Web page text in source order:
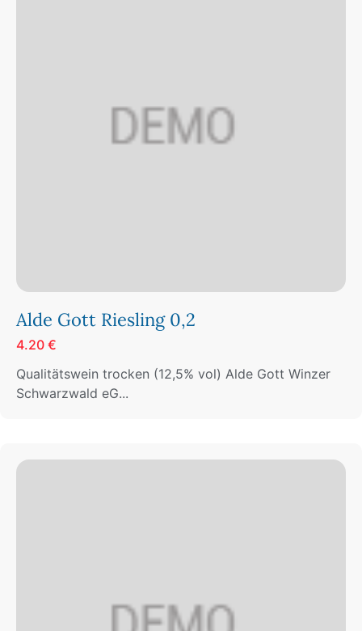
Alde Gott Riesling 0,2
4.20 €
Qualitätswein trocken (12,5% vol) Alde Gott Winzer
Schwarzwald eG...